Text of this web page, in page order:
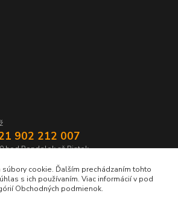
902 212 007
hod Pondelok až Piatok
cookie. Ďalším prechádzaním tohto
s ich používaním. Viac informácií v pod
Obchodných podmienok.